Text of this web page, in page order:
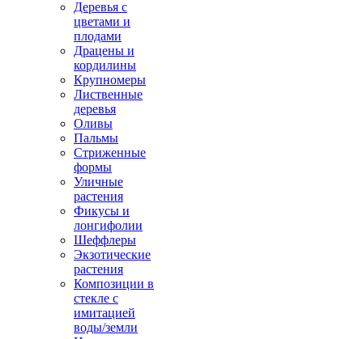
Деревья с
цветами и
плодами
Драцены и
кордилины
Крупномеры
Лиственные
деревья
Оливы
Пальмы
Стриженные
формы
Уличные
растения
Фикусы и
лонгифолии
Шеффлеры
Экзотические
растения
Композиции в
стекле с
имитацией
воды/земли